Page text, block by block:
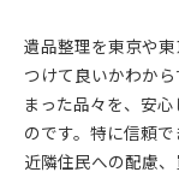
遺品整理を東京や
つけて良いかわか
まった品々を、安
のです。特に信頼
近隣住民への配慮